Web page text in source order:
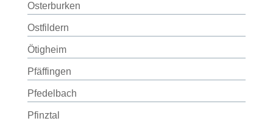
Osterburken
Ostfildern
Ötigheim
Pfäffingen
Pfedelbach
Pfinztal